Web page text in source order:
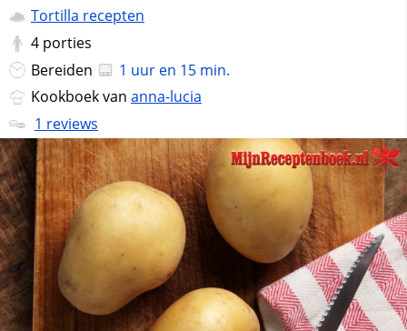
Tortilla recepten
4 porties
Bereiden
1 uur en 15 min.
Kookboek van anna-lucia
1 reviews